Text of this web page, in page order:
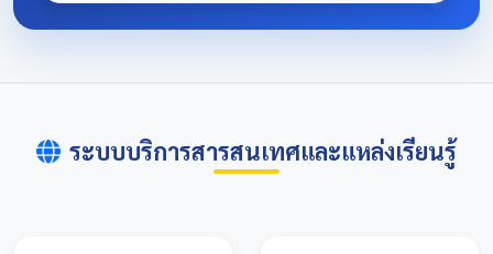
ระบบบริการสารสนเทศและแหล่งเรียนรู้